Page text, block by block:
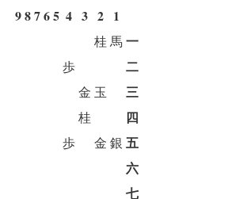
98765 4 3 2 1
桂 馬一
歩 二
金 玉 三
桂 四
歩 金 銀 五
六
七